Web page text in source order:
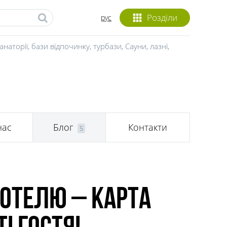
Розділи
рус
бази відпочинку, турбази, Сауни, лазні,
Блог 5 Контакти
– карта